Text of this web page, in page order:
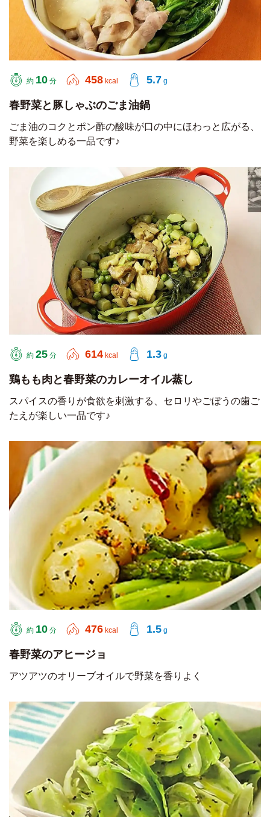
約 10 分 458 kcal 5.7 g
春野菜と豚しゃぶのごま油鍋
ごま油のコクとポン酢の酸味が口の中にほわっと広がる、
野菜を楽しめる一品です♪
約 25 分 614 kcal 1.3 g
鶏もも肉と春野菜のカレーオイル蒸し
スパイスの香りが食欲を刺激する、セロリやごぼうの歯ご
たえが楽しい一品です♪
約 10 分 476 kcal 1.5 g
春野菜のアヒージョ
アツアツのオリーブオイルで野菜を香りよく